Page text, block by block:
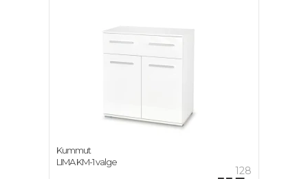
128
Kummut
LIMA KM-1 valge